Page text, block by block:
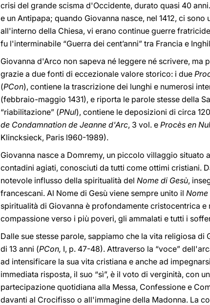
crisi del grande scisma d'Occidente, durato quasi 40
e un Antipapa; quando Giovanna nasce, nel 1412, ci
all'interno della Chiesa, vi erano continue guerre
fu l'interminabile “Guerra dei cent’anni” tra Francia e
Giovanna d'Arco non sapeva né leggere né scrivere,
grazie a due fonti di eccezionale valore storico: i due
(PCon), contiene la trascrizione dei lunghi e numerosi
(febbraio-maggio 1431), e riporta le parole stesse della
“riabilitazione” (PNul), contiene le deposizioni di circa
de Condamnation de Jeanne d'Arc, 3 vol. e Procès en
Klincksieck, Paris l960-1989).
Giovanna nasce a Domremy, un piccolo villaggio situato
contadini agiati, conosciuti da tutti come ottimi cristiani.
notevole influsso della spiritualità del Nome di Gesù,
francescani. Al Nome di Gesù viene sempre unito il
spiritualità di Giovanna è profondamente cristocentrica
compassione verso i più poveri, gli ammalati e tutti i
Dalle sue stesse parole, sappiamo che la vita religiosa
di 13 anni (PCon, I, p. 47-48). Attraverso la “voce”
ad intensificare la sua vita cristiana e anche ad
immediata risposta, il suo “sì”, è il voto di verginità, con
partecipazione quotidiana alla Messa, Confessione e
davanti al Crocifisso o all'immagine della Madonna. La